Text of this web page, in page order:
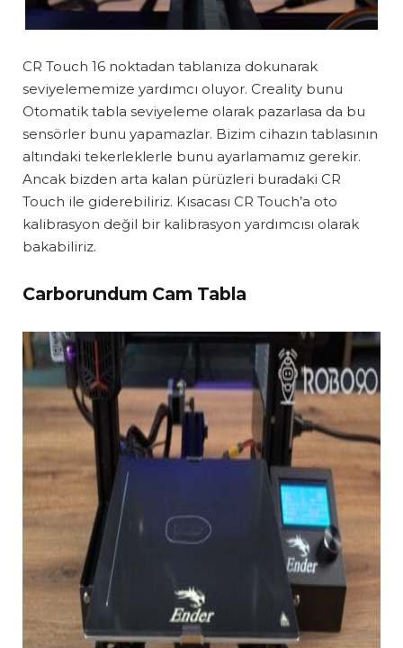
CR Touch 16 noktadan tablanıza dokunarak
seviyelememize yardımcı oluyor. Creality bunu
Otomatik tabla seviyeleme olarak pazarlasa da bu
sensörler bunu yapamazlar. Bizim cihazın tablasının
altındaki tekerleklerle bunu ayarlamamız gerekir.
Ancak bizden arta kalan pürüzleri buradaki CR
Touch ile giderebiliriz. Kısacası CR Touch’a oto
kalibrasyon değil bir kalibrasyon yardımcısı olarak
bakabiliriz.
Carborundum Cam Tabla